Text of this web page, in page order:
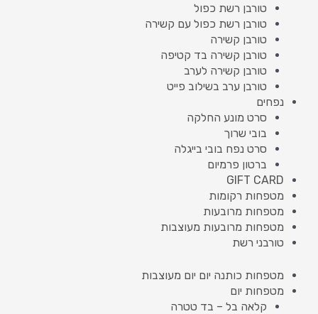
טורבן רשת כפול
טורבן רשת כפול עם קשירה
טורבן קשירה
טורבן קשירה בד קטיפה
טורבן קשירה לערב
טורבן ערב בשילוב פייט
נפחים
סרט מונע החלקה
בובי שרוך
סרט נפח בובי בייגלה
ברטון פרמיום
GIFT CARD
מטפחות רקומות
מטפחות מרובעות
מטפחות מרובעות מעוצבות
טורבני רשת
מטפחות כותנה יום יום מעוצבות
מטפחות יום
קלאה בל – בד טטרה